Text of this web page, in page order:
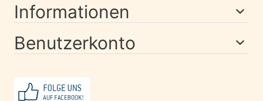
Informationen
Benutzerkonto